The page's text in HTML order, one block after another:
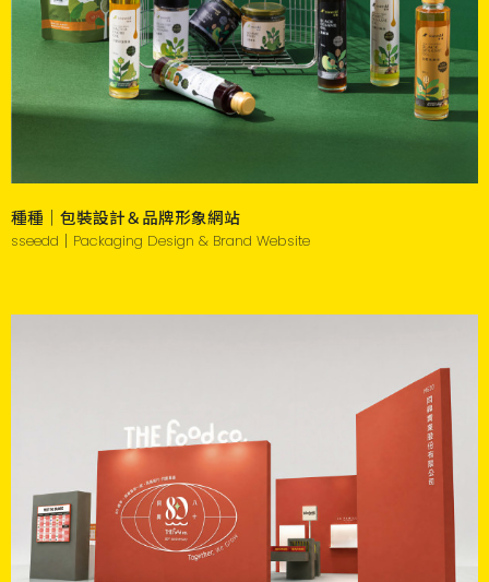
種種｜包裝設計＆品牌形象網站
sseedd｜Packaging Design & Brand Website